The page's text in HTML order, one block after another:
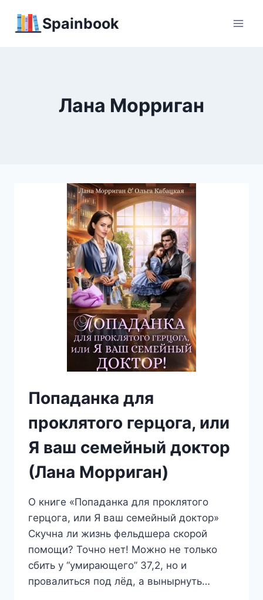
Spainbook
Лана Морриган
Попаданка для
проклятого герцога, или
Я ваш семейный доктор
(Лана Морриган)
О книге «Попаданка для проклятого
герцога, или Я ваш семейный доктор»
Скучна ли жизнь фельдшера скорой
помощи? Точно нет! Можно не только
сбить у “умирающего” 37,2, но и
провалиться под лёд, а вынырнуть…